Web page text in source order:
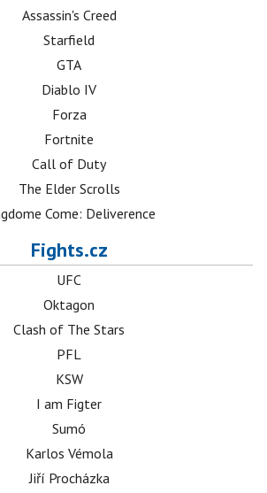
Assassin's Creed
Starfield
GTA
Diablo IV
Forza
Fortnite
Call of Duty
The Elder Scrolls
Come: Deliverence
Fights.cz
UFC
Oktagon
Clash of The Stars
PFL
KSW
I am Figter
Sumó
Karlos Vémola
Jiří Procházka